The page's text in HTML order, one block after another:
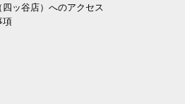
ッ谷店）へのアクセス
項